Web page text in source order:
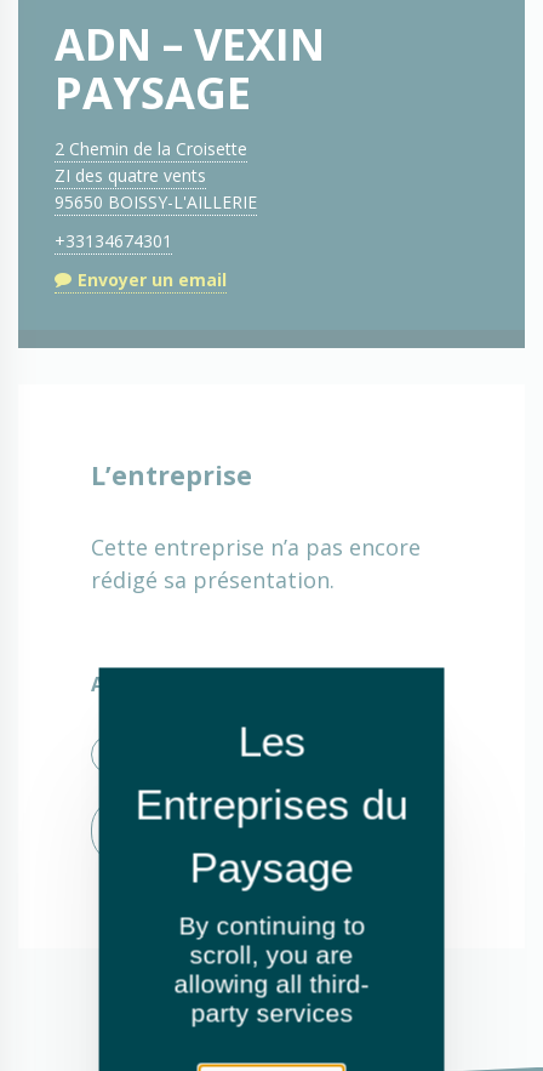
ADN – VEXIN
PAYSAGE
2 Chemin de la Croisette
ZI des quatre vents
95650 BOISSY-L'AILLERIE
+33134674301
Envoyer un email
L’entreprise
Cette entreprise n’a pas encore
rédigé sa présentation.
Activités
Élagage et abattage
Création de jardins ou d'espaces
By continuing to
scroll, you are
allowing all third-
party services